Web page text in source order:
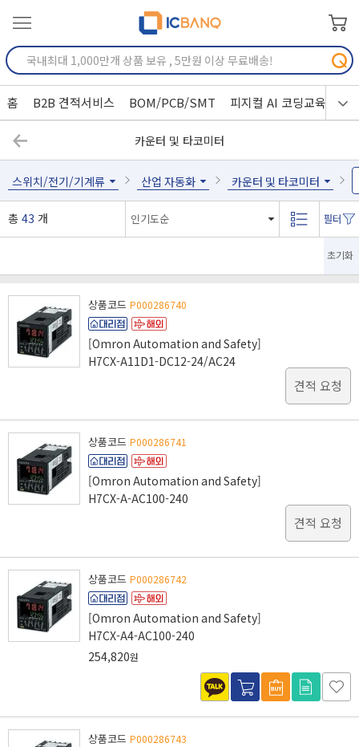
홈 B2B 견적서비스 BOM/PCB/SMT 피지컬 AI 코딩교육
카운터 및 타코미터
스위치/전기/기계류 산업 자동화 카운터 및 타코미터
총 43 개
초기화
상품코드 P000286740
[Omron Automation and Safety]
H7CX-A11D1-DC12-24/AC24
견적 요청
상품코드 P000286741
[Omron Automation and Safety]
H7CX-A-AC100-240
견적 요청
상품코드 P000286742
[Omron Automation and Safety]
H7CX-A4-AC100-240
254,820원
상품코드 P000286743